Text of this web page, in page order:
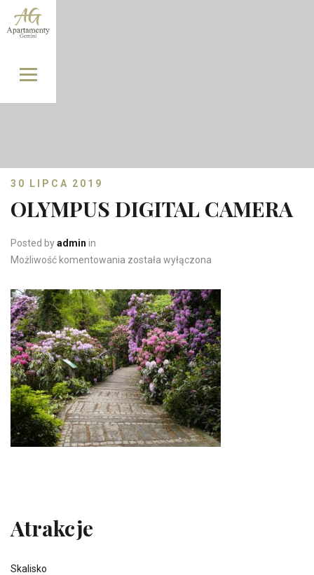
Skip to content
30 LIPCA 2019
OLYMPUS DIGITAL CAMERA
Posted byadmin in
Możliwość komentowania OLYMPUS DIGITAL CAMERA
została wyłączona
Atrakcje
Skalisko